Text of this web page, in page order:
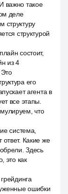
важно такое
деле
структуру
структурой
состоит,
из 4
его
агента в
все этапы.
что
система,
Какие же
Здесь
это как
ошибки